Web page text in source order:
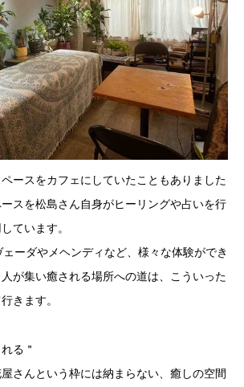
ースをカフェにしていたこともありました
スを松島さん自身がヒーリングや占いを行
ています。
ーダやメヘンディなど、様々な体験ができ
が集い癒される場所への道は、こういった
きます。
る＂
屋さんという枠には納まらない、癒しの空間